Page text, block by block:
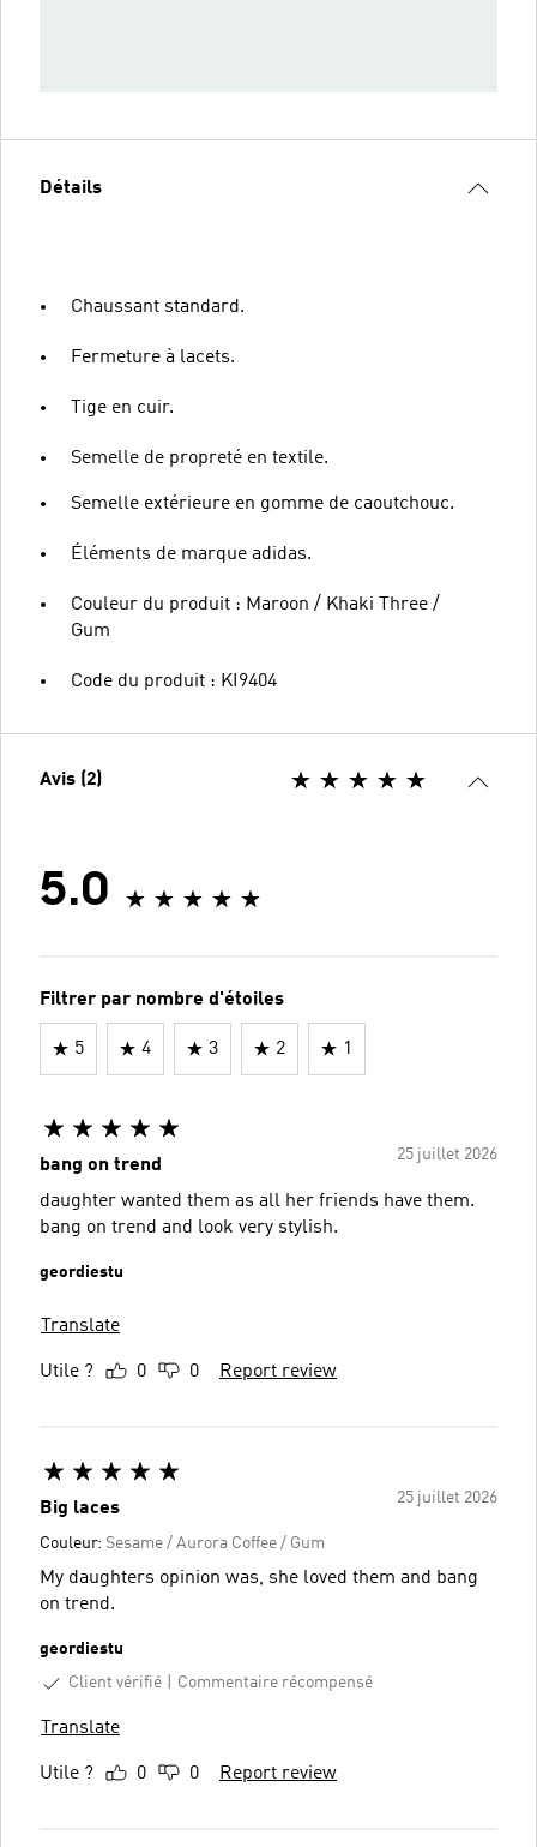
Détails
Chaussant standard.
Fermeture à lacets.
Tige en cuir.
Semelle de propreté en textile.
Semelle extérieure en gomme de caoutchouc.
Éléments de marque adidas.
Couleur du produit : Maroon / Khaki Three /
Gum
Code du produit : KI9404
Avis (2)
5.0
Filtrer par nombre d'étoiles
5 4 3 2 1
25 juillet 2026
bang on trend
daughter wanted them as all her friends have them.
bang on trend and look very stylish.
geordiestu
Translate
Utile ? 0 0 Report review
25 juillet 2026
Big laces
Couleur: Sesame / Aurora Coffee / Gum
My daughters opinion was, she loved them and bang
on trend.
geordiestu
Client vérifié
Commentaire récompensé
Translate
Utile ? 0 0 Report review